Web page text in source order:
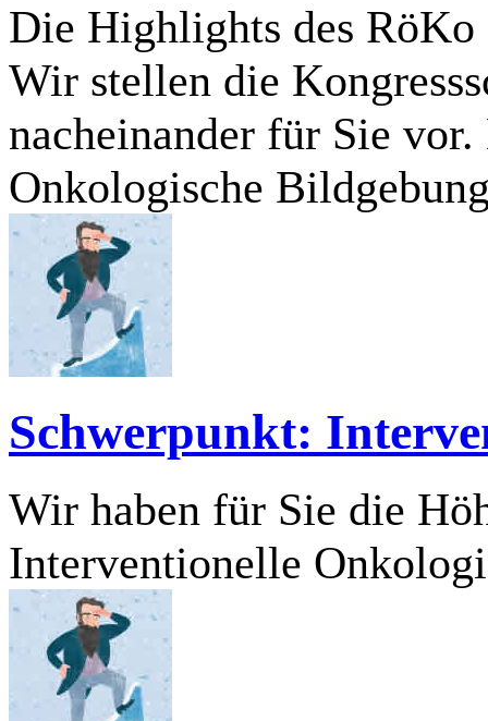
Die Highlights des RöKo
Wir stellen die
nacheinander für Sie
Onkologische
Schwerpunkt:
Wir haben für Sie die
Interventionelle